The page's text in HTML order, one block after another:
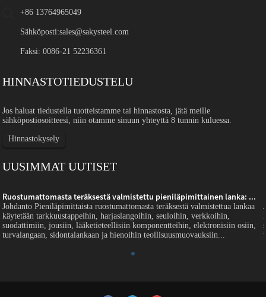
+86 13764965049
Sähköposti:sales@sakysteel.com
Faksi: 0086-21 52236361
HINNASTOTIEDUSTELU
Jos haluat tiedustella tuotteistamme tai hinnastosta, jätä meille
sähköpostiosoitteesi, niin otamme sinuun yhteyttä 8 tunnin kuluessa.
Hinnastokysely
UUSIMMAT UUTISET
Ruostumattomasta teräksestä valmistettu pieniläpimittainen lanka: ...
Johdanto Pieniläpimittaista ruostumattomasta teräksestä valmistettua lankaa
käytetään tarkkuustappeihin, harjaslangoihin, seuloihin, verkkoihin,
suodattimiin, jousiin, lääketieteellisiin komponentteihin, elektronisiin osiin,
turvalangaan, sidontalankaan ja hienoihin teollisuusmuovauksiin...